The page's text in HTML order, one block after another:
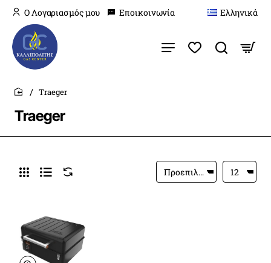
O Λογαριασμός μου Εποικοινωνία Ελληνικά
Traeger
home
Traeger